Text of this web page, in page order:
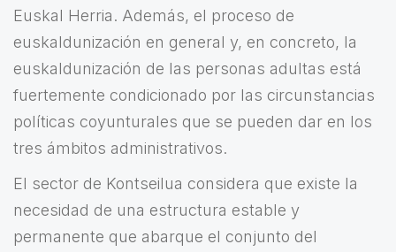
Euskal Herria. Además, el proceso de
euskaldunización en general y, en concreto, la
euskaldunización de las personas adultas está
fuertemente condicionado por las circunstancias
políticas coyunturales que se pueden dar en los
tres ámbitos administrativos.
El sector de Kontseilua considera que existe la
necesidad de una estructura estable y
permanente que abarque el conjunto del